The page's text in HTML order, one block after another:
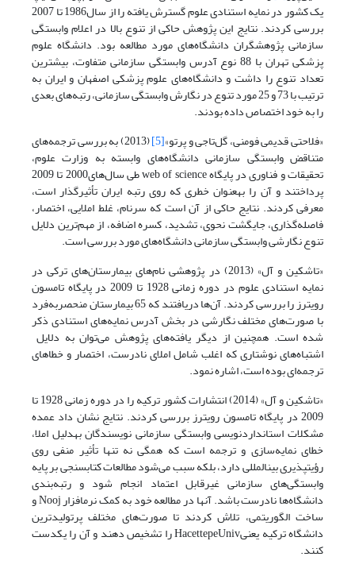
یک کشور در نمایه استنادی علوم گسترش یافته را از سال1986 تا 2007
بررسی کردند. نتایج این پژوهش حاکی از تنوع بالا در اعلام وابستگی
سازمانی پژوهشگران دانشگاه‌های مورد مطالعه بود. دانشگاه علوم
پزشکی تهران با 88 نوع آدرس وابستگی سازمانی متفاوت، بیشترین
تعداد تنوع را داشت و دانشگاه‌های علوم پزشکی اصفهان و ایران به
ترتیب با 73 و 25 مورد تنوع در نگارش وابستگی سازمانی، رتبه‌های بعدی
را به خود اختصاص داده بودند.
«فلاحتی قدیمی فومنی، گل‌تاجی و پرتو»[5] (2013) به بررسی ترجمه‌های
متناقض وابستگی سازمانی دانشگاه‌های وابسته به وزارت علوم،
تحقیقات و فناوری در پایگاه web of science طی سال‌های2000 تا 2009
پرداختند و آن را به‫عنوان خطری که روی رتبه ایران تأثیرگذار است،
معرفی کردند. نتایج حاکی از آن است که سرنام، غلط املایی، اختصار،
فاصله‌گذاری، جایگشت نحوی، تشدید، کسره اضافه، از مهم‌ترین دلایل
تنوع نگارشی وابستگی سازمانی دانشگاه‌های مورد بررسی است.
«تاشکین و آل» (2013) در پژوهشی نام‌های بیمارستان‌های ترکی در
نمایه استنادی علوم در دوره زمانی 1928 تا 2009 در پایگاه تامسون
رویترز را بررسی کردند. آن‌ها دریافتند که 65 بیمارستان منحصربه‌فرد
با صورت‌های مختلف نگارشی در بخش آدرس نمایه‌های استنادی ذکر
شده است. همچنین از دیگر یافته‌های پژوهش می‌توان به دلایل
اشتباه‌های نوشتاری که اغلب شامل املای نادرست، اختصار و خطاهای
ترجمه‌ای بوده است، اشاره نمود.
«تاشکین و آل» (2014) انتشارات کشور ترکیه را در دوره زمانی 1928 تا
2009 در پایگاه تامسون رویترز بررسی کردند. نتایج نشان داد عمده
مشکلات استانداردنویسی وابستگی سازمانی نویسندگان به‫دلیل املا،
خطای نمایه‌سازی و ترجمه است که همگی نه تنها تأثیر منفی روی
رؤیت‫پذیری بین‫المللی دارد، بلکه سبب می‌شود مطالعات کتاب‫سنجی بر پایه
وابستگی‌های سازمانی غیرقابل اعتماد انجام شود و رتبه‌بندی
دانشگاه‌ها نادرست باشد. آنها در مطالعه خود به کمک نرم‫افزار Nooj و
ساخت الگوریتمی، تلاش کردند تا صورت‌های مختلف پرتولیدترین
دانشگاه ترکیه یعنیHacettepeUniv را تشخیص دهند و آن را یکدست
کنند.